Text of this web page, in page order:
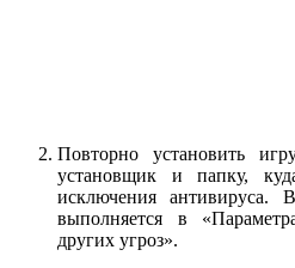
Повторно установить
установщик и папку,
исключения антивируса.
выполняется в
других угроз».